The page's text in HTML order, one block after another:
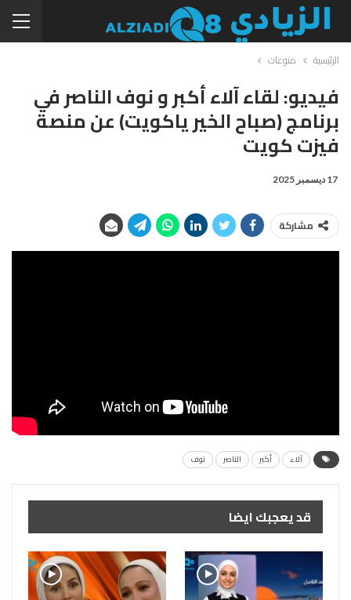
الرئيسية منوعات
فيديو: لقاء آلاء أكبر و نوف الناصر في
برنامج (صباح الخير ياكويت) عن منصة
فيزت كويت
17 ديسمبر 2025
مشاركة
آلاء أكبر الناصر نوف
قد يعجبك ايضا